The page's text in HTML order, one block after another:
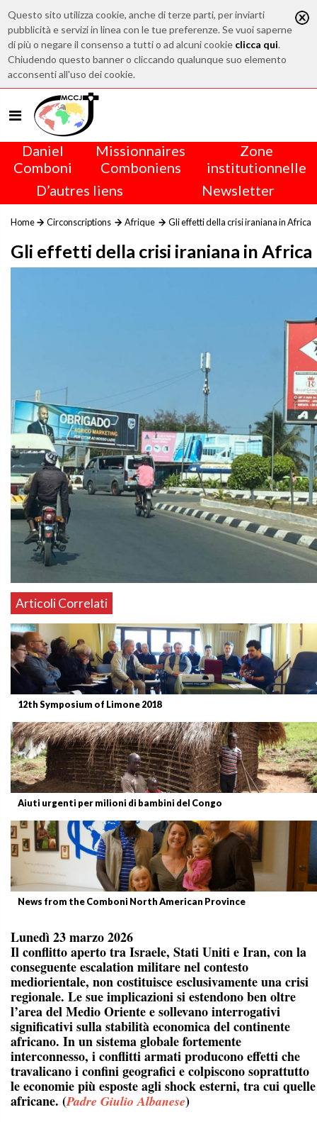
Questo sito utilizza cookie, anche di terze parti, per inviarti
pubblicità e servizi in linea con le tue preferenze. Se vuoi saperne
di più o negare il consenso a tutti o ad alcuni cookie clicca qui.
Chiudendo questo banner o cliccando qualunque suo elemento
acconsenti all'uso dei cookie.
Daniel
Comboni
Missionnaires
Comboniens
Zone
institutionnelle
D’autres liens
Newsletter
Home Circonscriptions Afrique Gli effetti della crisi iraniana in Africa
Gli effetti della crisi iraniana in Africa
Articoli Correlati
12th Symposium of Limone 2018
Aiuti urgenti per milioni di bambini del Congo
News from the Comboni North American Province
Lunedì 23 marzo 2026
Il conflitto aperto tra Israele, Stati Uniti e Iran, con la
conseguente escalation militare nel contesto
mediorientale, non costituisce esclusivamente una crisi
regionale. Le sue implicazioni si estendono ben oltre
l’area del Medio Oriente e sollevano interrogativi
significativi sulla stabilità economica del continente
africano. In un sistema globale fortemente
interconnesso, i conflitti armati producono effetti che
travalicano i confini geografici e colpiscono soprattutto
le economie più esposte agli shock esterni, tra cui quelle
africane. (Padre Giulio Albanese)